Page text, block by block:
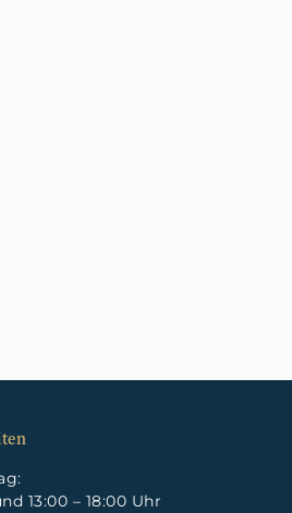
13:00 – 18:00 Uhr